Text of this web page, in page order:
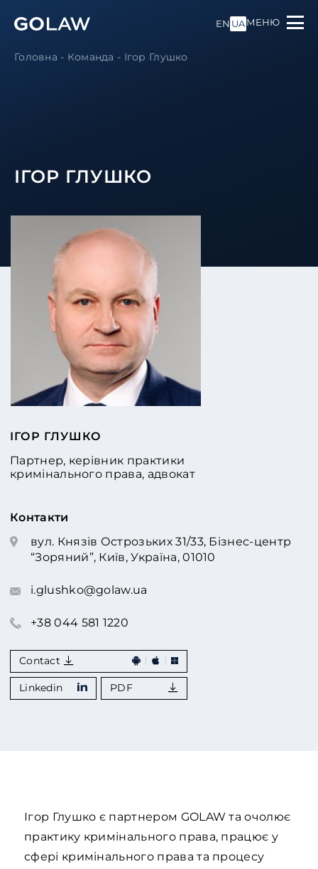
EN UAМЕНЮ
Головна - Команда - Ігор Глушко
ІГОР ГЛУШКО
Ігор Глушко є партнером GOLAW та очолює
практику кримінального права, працює у
сфері кримінального права та процесу
ІГОР ГЛУШКО
Партнер, керівник практики
кримінального права, адвокат
Контакти
вул. Князів Острозьких 31/33, Бізнес-центр
“Зоряний”, Київ, Україна, 01010
i.glushko@golaw.ua
+38 044 581 1220
Contact
Linkedin PDF